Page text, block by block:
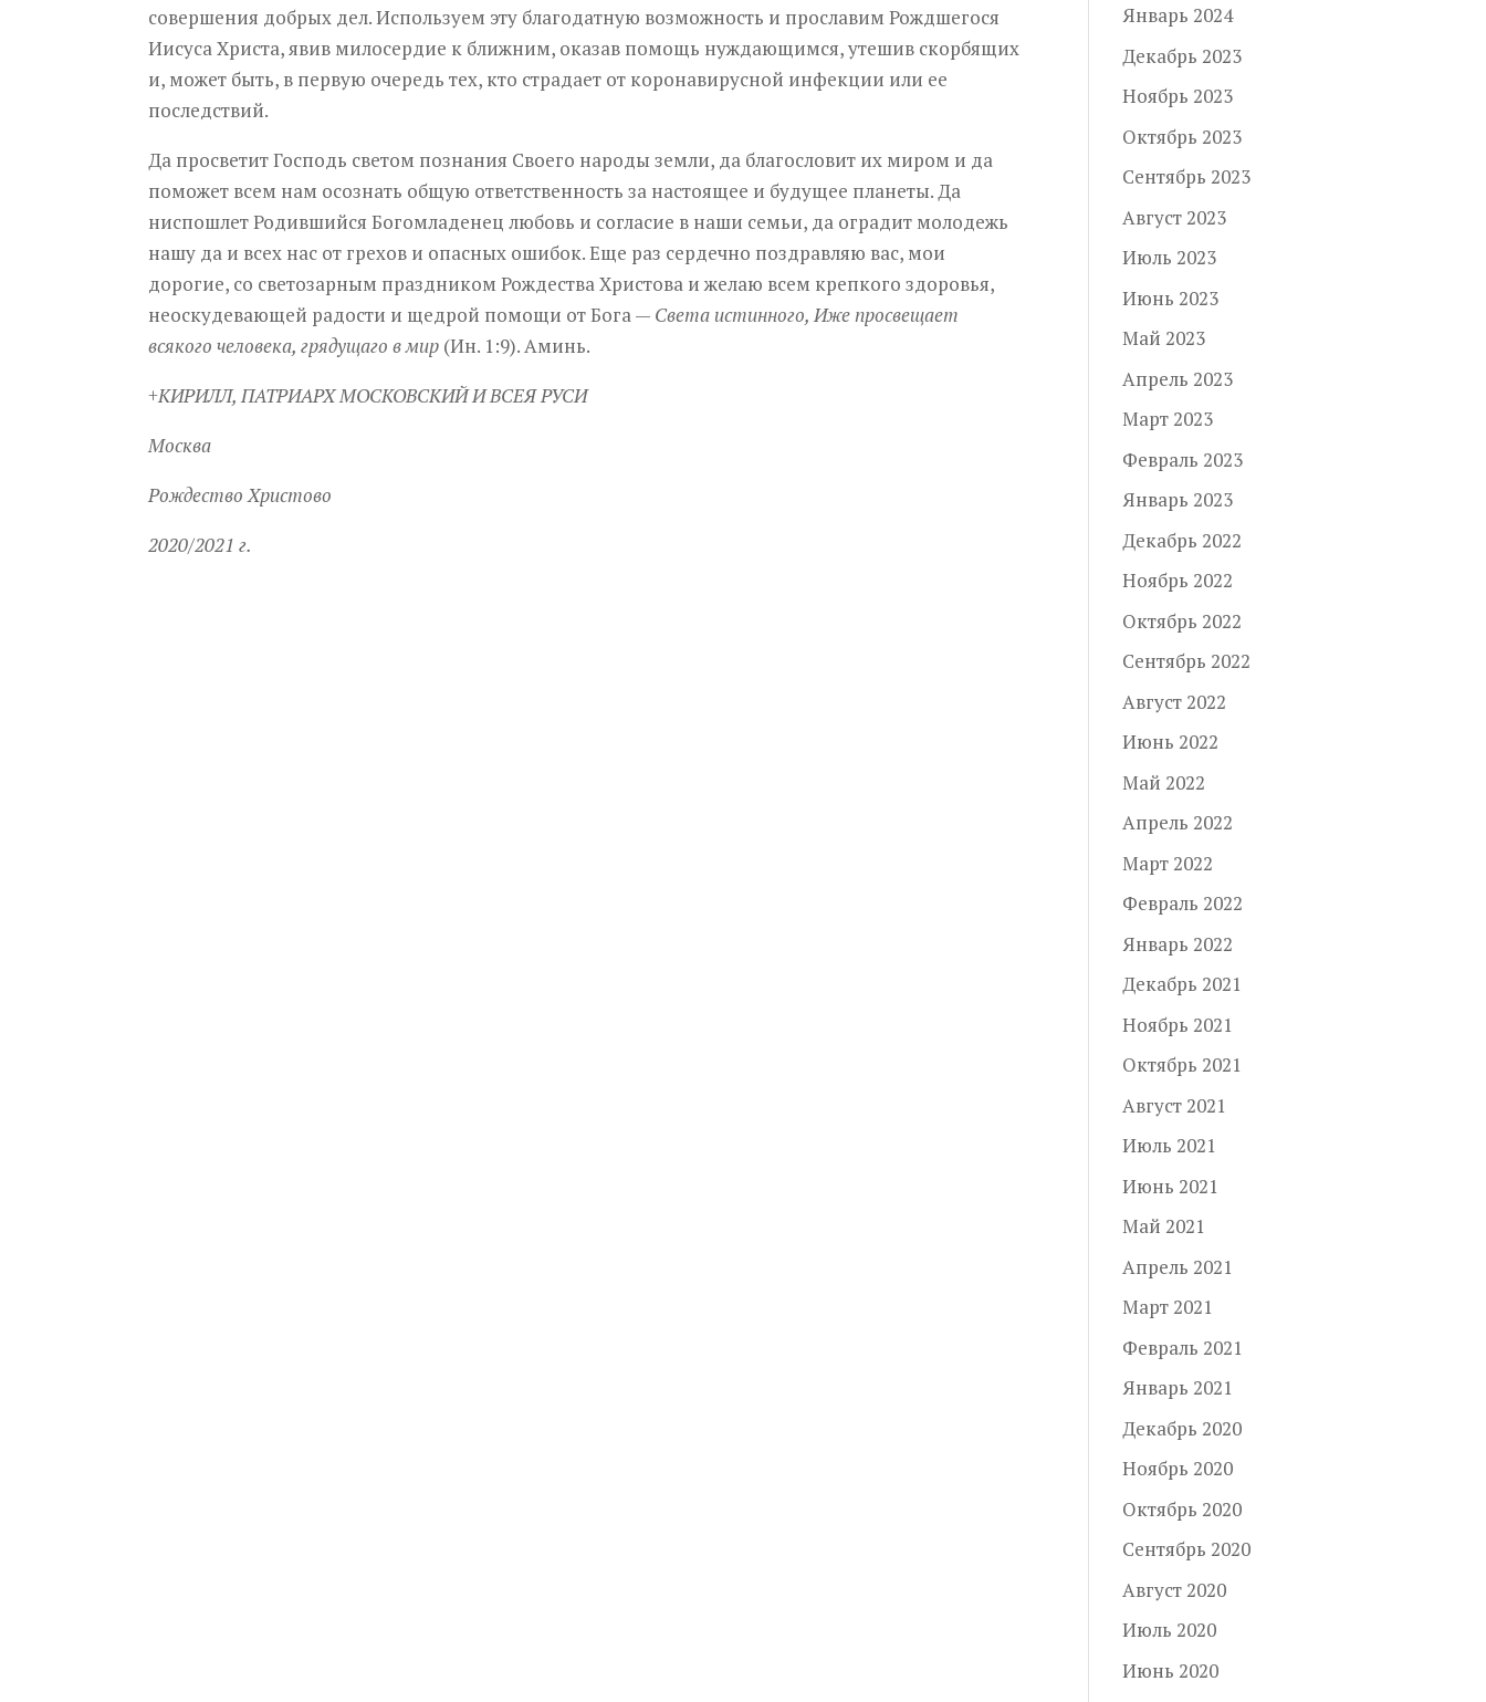
совершения добрых дел. Используем эту благодатную возможность и прославим Рождшегося
Иисуса Христа, явив милосердие к ближним, оказав помощь нуждающимся, утешив скорбящих
и, может быть, в первую очередь тех, кто страдает от коронавирусной инфекции или ее
последствий.
Да просветит Господь светом познания Своего народы земли, да благословит их миром и да
поможет всем нам осознать общую ответственность за настоящее и будущее планеты. Да
ниспошлет Родившийся Богомладенец любовь и согласие в наши семьи, да оградит молодежь
нашу да и всех нас от грехов и опасных ошибок. Еще раз сердечно поздравляю вас, мои
дорогие, со светозарным праздником Рождества Христова и желаю всем крепкого здоровья,
неоскудевающей радости и щедрой помощи от Бога — Света истинного, Иже просвещает
всякого человека, грядущаго в мир (Ин. 1:9). Аминь.
+КИРИЛЛ, ПАТРИАРХ МОСКОВСКИЙ И ВСЕЯ РУСИ
Москва
Рождество Христово
2020/2021 г.
Январь 2024
Декабрь 2023
Ноябрь 2023
Октябрь 2023
Сентябрь 2023
Август 2023
Июль 2023
Июнь 2023
Май 2023
Апрель 2023
Март 2023
Февраль 2023
Январь 2023
Декабрь 2022
Ноябрь 2022
Октябрь 2022
Сентябрь 2022
Август 2022
Июнь 2022
Май 2022
Апрель 2022
Март 2022
Февраль 2022
Январь 2022
Декабрь 2021
Ноябрь 2021
Октябрь 2021
Август 2021
Июль 2021
Июнь 2021
Май 2021
Апрель 2021
Март 2021
Февраль 2021
Январь 2021
Декабрь 2020
Ноябрь 2020
Октябрь 2020
Сентябрь 2020
Август 2020
Июль 2020
Июнь 2020